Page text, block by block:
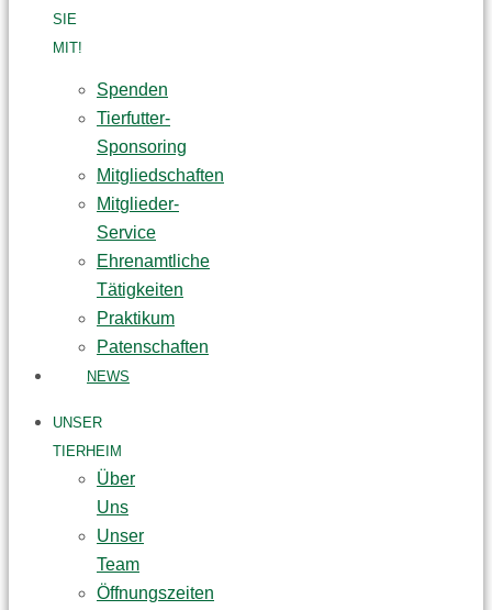
SIE
MIT!
Spenden
Tierfutter-
Sponsoring
Mitgliedschaften
Mitglieder-
Service
Ehrenamtliche
Tätigkeiten
Praktikum
Patenschaften
NEWS
UNSER
TIERHEIM
Über
Uns
Unser
Team
Öffnungszeiten